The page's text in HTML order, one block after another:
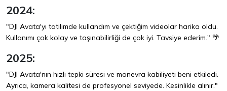
2024:
"DJI Avata'yı tatilimde kullandım ve çektiğim videolar harika oldu.
Kullanımı çok kolay ve taşınabilirliği de çok iyi. Tavsiye ederim." 🌴
2025:
"DJI Avata'nın hızlı tepki süresi ve manevra kabiliyeti beni etkiledi.
Ayrıca, kamera kalitesi de profesyonel seviyede. Kesinlikle alınır."